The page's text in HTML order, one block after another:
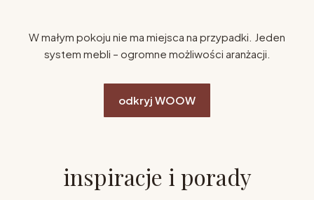
W małym pokoju nie ma miejsca na przypadki. Jeden
system mebli – ogromne możliwości aranżacji.
odkryj WOOW
inspiracje i porady